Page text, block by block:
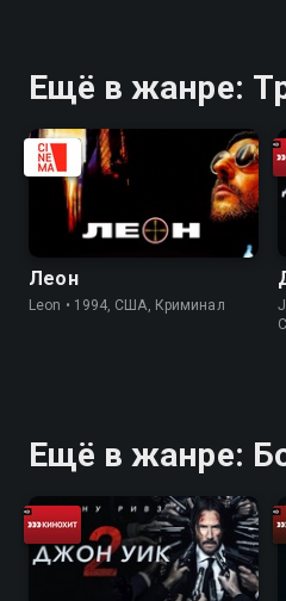
Ещё в жанре:
Леон
Leon • 1994, США, Криминал
Ещё в жанре: